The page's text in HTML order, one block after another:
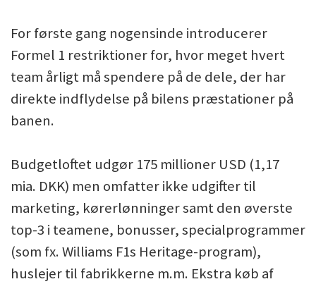
For første gang nogensinde introducerer
Formel 1 restriktioner for, hvor meget hvert
team årligt må spendere på de dele, der har
direkte indflydelse på bilens præstationer på
banen.
Budgetloftet udgør 175 millioner USD (1,17
mia. DKK) men omfatter ikke udgifter til
marketing, kørerlønninger samt den øverste
top-3 i teamene, bonusser, specialprogrammer
(som fx. Williams F1s Heritage-program),
huslejer til fabrikkerne m.m. Ekstra køb af